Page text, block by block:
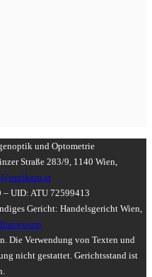
und Optometrie
Straße 283/9, 1140 Wien,
UID: ATU 72599413
Gericht: Handelsgericht Wien,
Die Verwendung von Texten und
nicht gestattet. Gerichtsstand ist